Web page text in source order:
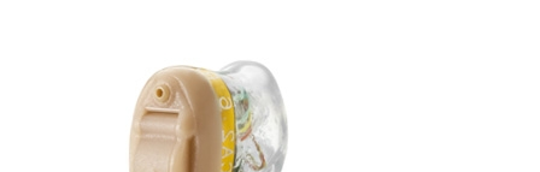
HoorapparaatbatterijenOticon hoorapparaten
Signia Silk FiltersDomes